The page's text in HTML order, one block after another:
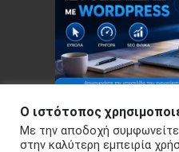
Copyright © 2026 Your e-
Ο ιστότοπος
Με την αποδοχή
στην καλύτερη εμπειρία